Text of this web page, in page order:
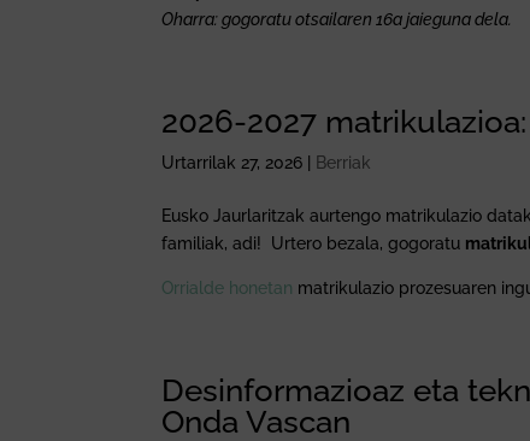
Oharra: gogoratu otsailaren 16a jaieguna dela.
2026-2027
Urtarrilak 27, 2026 Berriak
Eusko Jaurlaritzak aurtengo matrikulazio
familiak, adi! Urtero bezala, gogoratu
Orrialde honetan matrikulazio prozesuaren
Desinformazioaz eta
Onda Vascan